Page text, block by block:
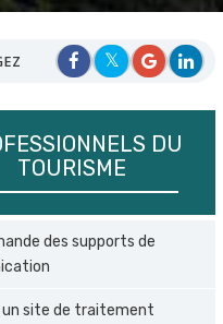
DU
TOURISME
des supports de
site de traitement